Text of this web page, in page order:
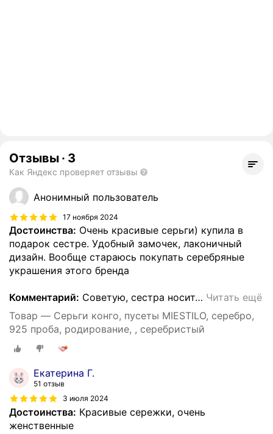
Отзывы · 3
Как Яндекс проверяет отзывы
Анонимный пользователь
17 ноября 2024
Достоинства: Очень красивые серьги) купила в
подарок сестре. Удобный замочек, лаконичный
дизайн. Вообще стараюсь покупать серебряные
украшения этого бренда
Комментарий: Советую, сестра носит… Читать ещё
Товар — Серьги конго, пусеты MIESTILO, серебро,
925 проба, родирование, , серебристый
Екатерина Г.
51 отзыв
3 июля 2024
Достоинства: Красивые сережки, очень
женственные